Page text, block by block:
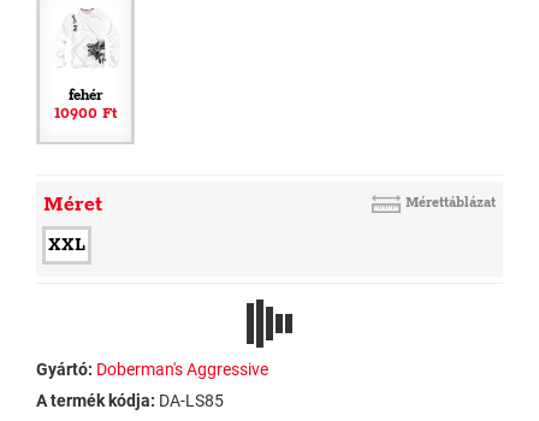
fehér
10900 Ft
Méret Mérettáblázat
XXL
Gyártó: Doberman's Aggressive
A termék kódja: DA-LS85